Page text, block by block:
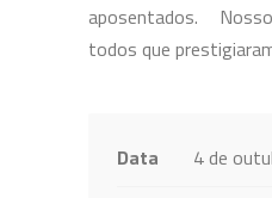
aposentados.
todos que
Data
4 de